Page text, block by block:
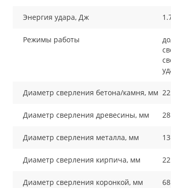
Энергия удара, Дж
Режимы работы
Диаметр сверления бетона/камня, мм 22
Диаметр сверления древесины, мм 28
Диаметр сверления металла, мм 13
Диаметр сверления кирпича, мм 22
Диаметр сверления коронкой, мм 68